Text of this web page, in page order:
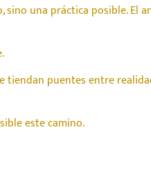
una práctica posible. El
puentes entre
este camino.